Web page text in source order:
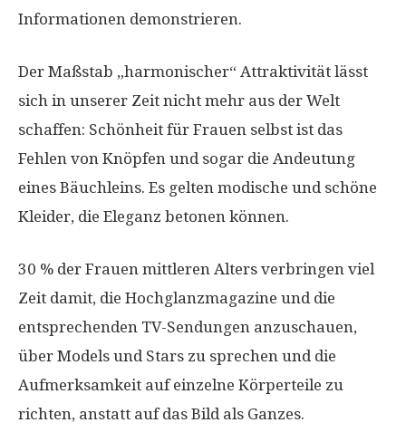
Informationen demonstrieren.
Der Maßstab „harmonischer“ Attraktivität lässt
sich in unserer Zeit nicht mehr aus der Welt
schaffen: Schönheit für Frauen selbst ist das
Fehlen von Knöpfen und sogar die Andeutung
eines Bäuchleins. Es gelten modische und schöne
Kleider, die Eleganz betonen können.
30 % der Frauen mittleren Alters verbringen viel
Zeit damit, die Hochglanzmagazine und die
entsprechenden TV-Sendungen anzuschauen,
über Models und Stars zu sprechen und die
Aufmerksamkeit auf einzelne Körperteile zu
richten, anstatt auf das Bild als Ganzes.